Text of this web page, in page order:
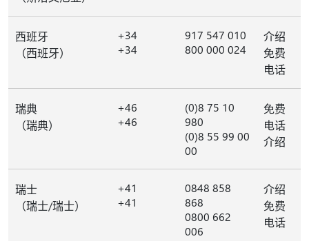
西班牙
（西班牙）
+34
+34
917 547 010
800 000 024
介绍
免费
电话
瑞典
（瑞典）
+46
+46
(0)8 75 10
980
(0)8 55 99 00
00
免费
电话
介绍
瑞士
（瑞士/瑞士）
+41
+41
0848 858
868
0800 662
006
介绍
免费
电话